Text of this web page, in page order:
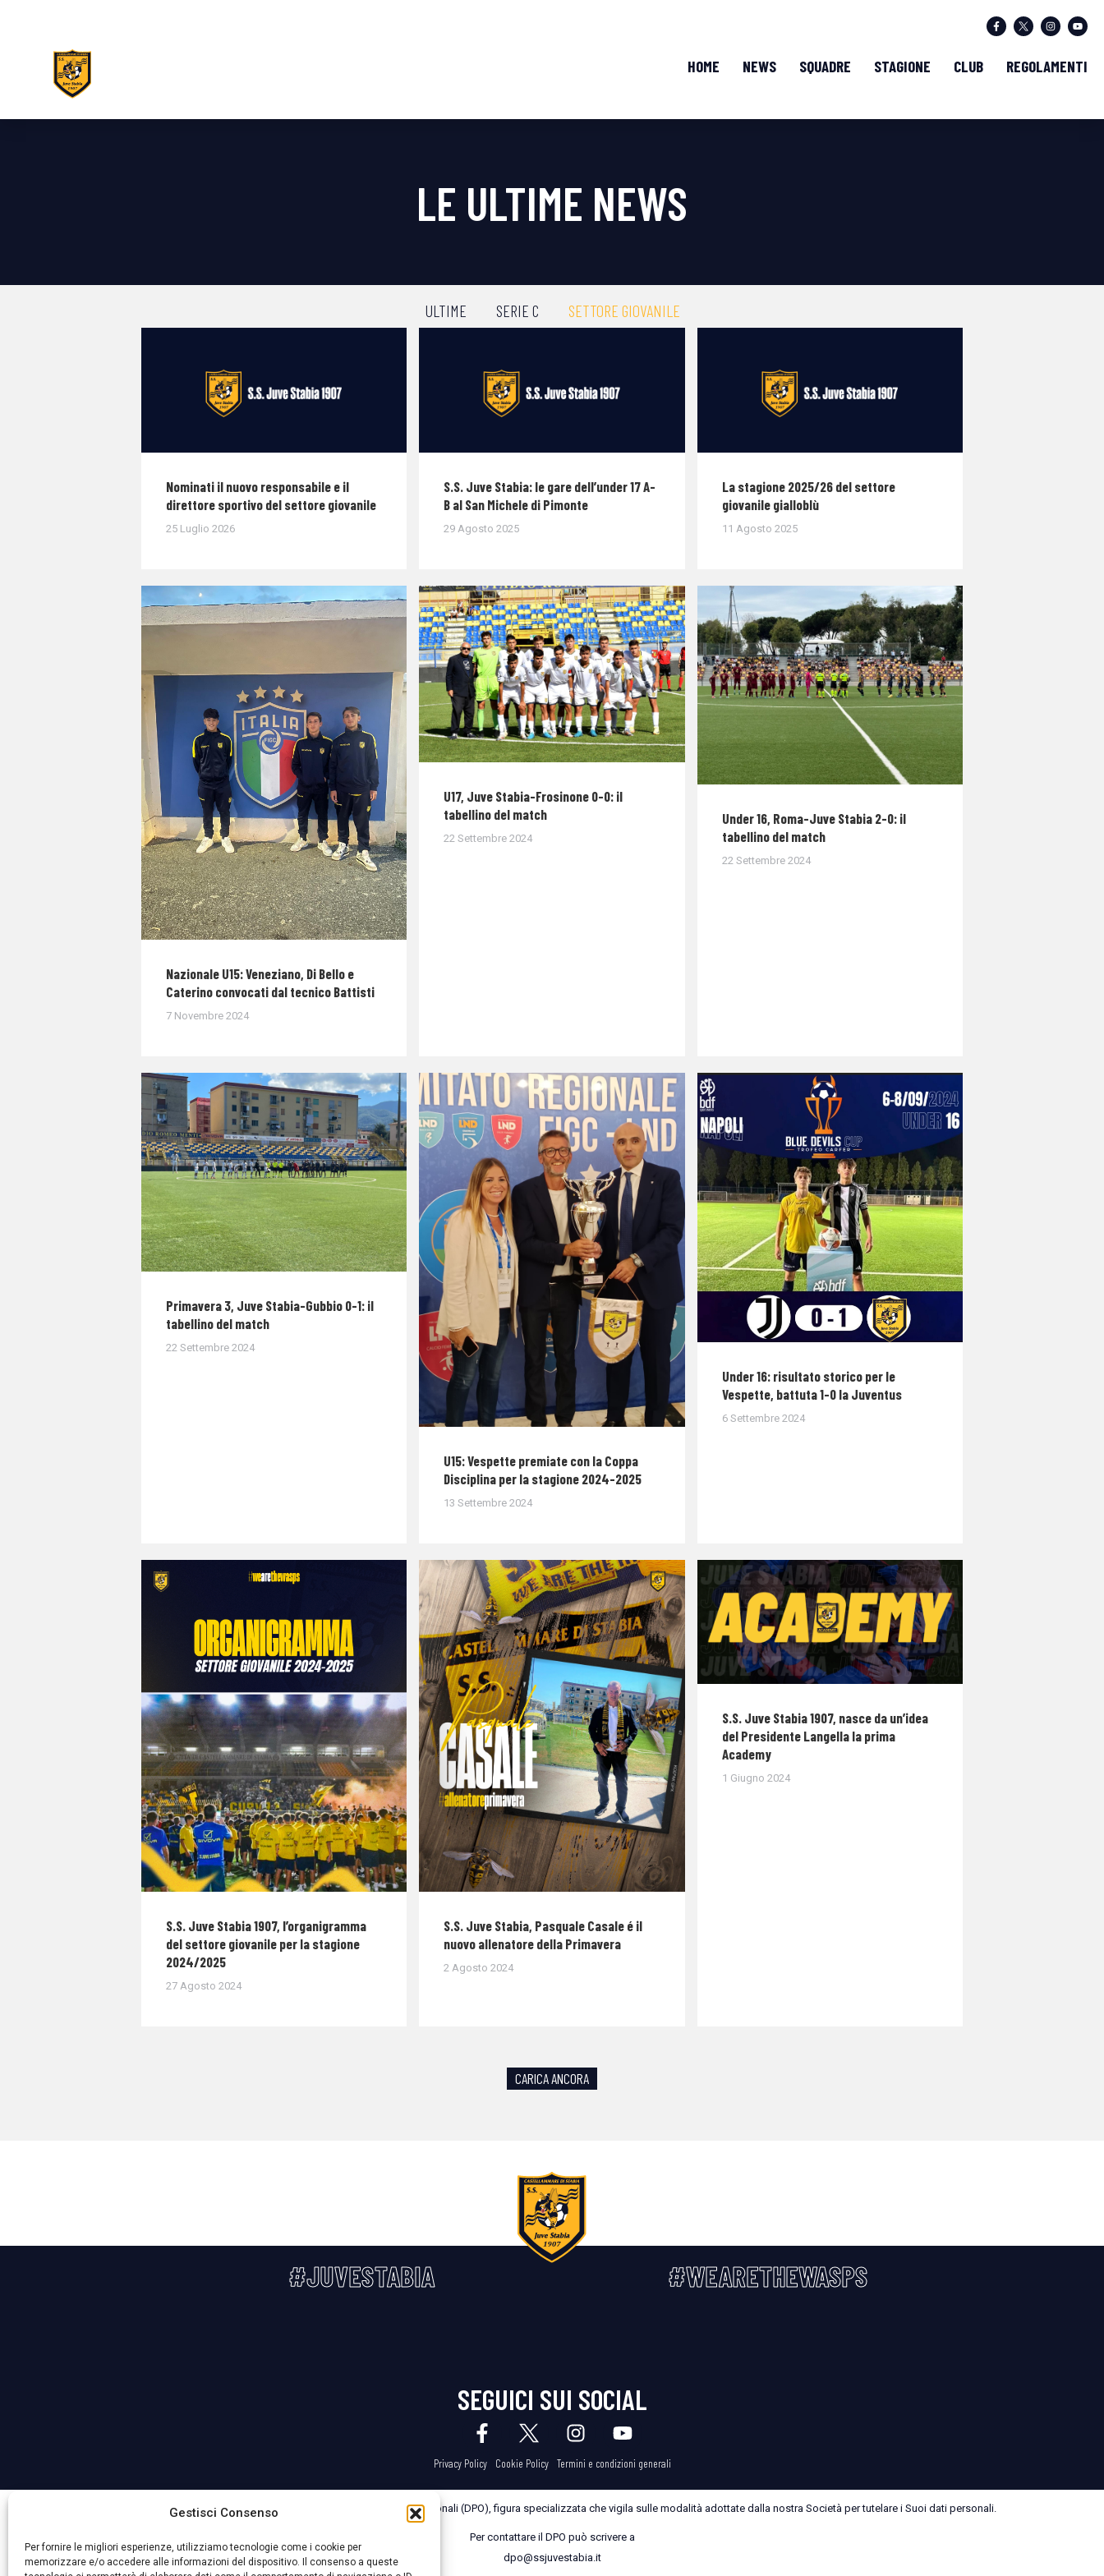
Gestisci Consenso
Per fornire le migliori esperienze, utilizziamo tecnologie come i cookie per
memorizzare e/o accedere alle informazioni del dispositivo. Il consenso a queste
HOME NEWS SQUADRE STAGIONE CLUB REGOLAMENTI
LE ULTIME NEWS
ULTIME SERIE C SETTORE GIOVANILE
Nominati il nuovo responsabile e il
direttore sportivo del settore giovanile
25 Luglio 2026
S.S. Juve Stabia: le gare dell’under 17 A-
B al San Michele di Pimonte
29 Agosto 2025
La stagione 2025/26 del settore
giovanile gialloblù
11 Agosto 2025
Nazionale U15: Veneziano, Di Bello e
Caterino convocati dal tecnico Battisti
7 Novembre 2024
U17, Juve Stabia-Frosinone 0-0: il
tabellino del match
22 Settembre 2024
Under 16, Roma-Juve Stabia 2-0: il
tabellino del match
22 Settembre 2024
Primavera 3, Juve Stabia-Gubbio 0-1: il
tabellino del match
22 Settembre 2024
U15: Vespette premiate con la Coppa
Disciplina per la stagione 2024-2025
13 Settembre 2024
Under 16: risultato storico per le
Vespette, battuta 1-0 la Juventus
6 Settembre 2024
S.S. Juve Stabia 1907, l’organigramma
del settore giovanile per la stagione
2024/2025
27 Agosto 2024
S.S. Juve Stabia, Pasquale Casale é il
nuovo allenatore della Primavera
2 Agosto 2024
S.S. Juve Stabia 1907, nasce da un’idea
del Presidente Langella la prima
Academy
1 Giugno 2024
CARICA ANCORA
#JUVESTABIA #WEARETHEWASPS
SEGUICI SUI SOCIAL
Privacy Policy Cookie Policy Termini e condizioni generali
La Società ha nominato il Responsabile della Protezione dei Dati Personali (DPO), figura specializzata che vigila sulle modalità adottate dalla nostra Società per tutelare i Suoi dati personali.
Per contattare il DPO può scrivere a
dpo@ssjuvestabia.it